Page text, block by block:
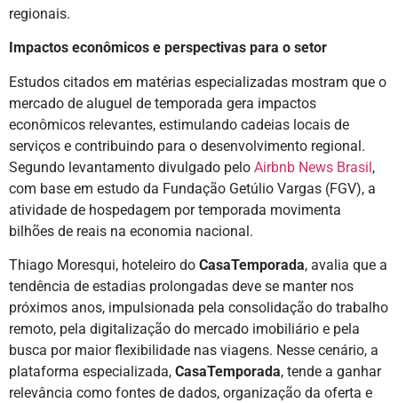
regionais.
Impactos econômicos e perspectivas para o setor
Estudos citados em matérias especializadas mostram que o
mercado de aluguel de temporada gera impactos
econômicos relevantes, estimulando cadeias locais de
serviços e contribuindo para o desenvolvimento regional.
Segundo levantamento divulgado pelo Airbnb News Brasil,
com base em estudo da Fundação Getúlio Vargas (FGV), a
atividade de hospedagem por temporada movimenta
bilhões de reais na economia nacional.
Thiago Moresqui, hoteleiro do CasaTemporada, avalia que a
tendência de estadias prolongadas deve se manter nos
próximos anos, impulsionada pela consolidação do trabalho
remoto, pela digitalização do mercado imobiliário e pela
busca por maior flexibilidade nas viagens. Nesse cenário, a
plataforma especializada, CasaTemporada, tende a ganhar
relevância como fontes de dados, organização da oferta e